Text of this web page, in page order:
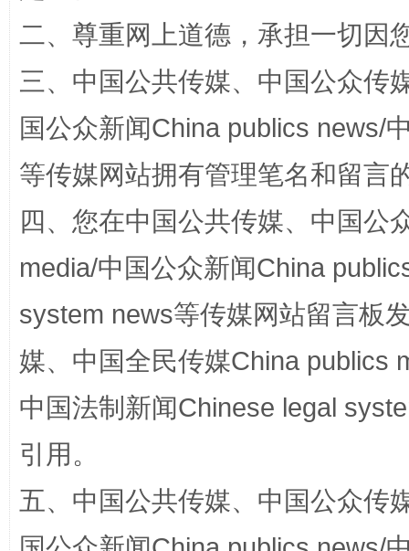
阿坝州三大球赛在茂县开幕 规模
国家大学科技园优化重塑工作
二、尊重网上道德，承担一切因
三、中国公共传媒、中国公众传
国公众新闻China publics news/
等传媒网站拥有管理笔名和留言
四、您在中国公共传媒、中国公
media/中国公众新闻China
system news等传媒网站留言板
媒、中国全民传媒China publics
中国法制新闻Chinese legal
引用。
五、中国公共传媒、中国公众传